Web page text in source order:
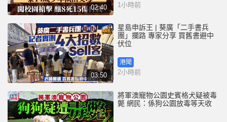
02:40 1小時前
03:50
星島申訴王 | 葵廣「二手書兵
團」攔路 專家分享 買舊書避中
伏位
港聞
2小時前
將軍澳寵物公園史賓格犬疑被毒
斃 網民：係狗公園放毒等天收